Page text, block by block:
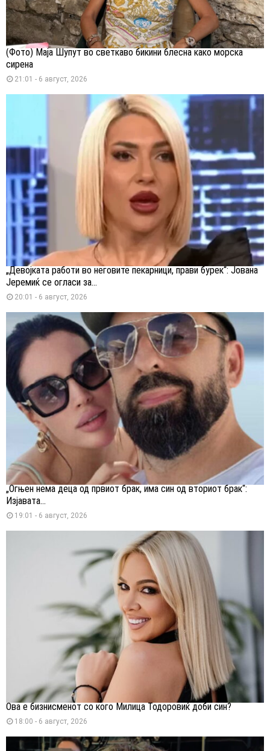
(Фото) Маја Шупут во светкаво бикини блесна како морска
сирена
21:01 - 6 август, 2026
„Девојката работи во неговите пекарници, прави бурек“: Јована
Јеремиќ се огласи за...
20:01 - 6 август, 2026
„Огњен нема деца од првиот брак, има син од вториот брак“:
Изјавата...
19:01 - 6 август, 2026
Ова е бизнисменот со кого Милица Тодоровиќ доби син?
18:00 - 6 август, 2026